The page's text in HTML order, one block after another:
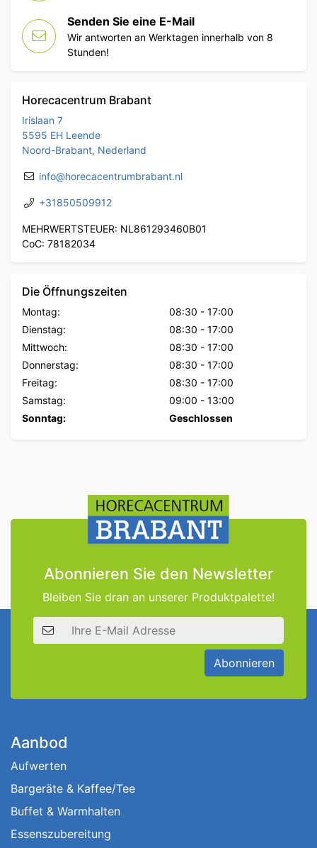
Senden Sie eine E-Mail
Wir antworten an Werktagen innerhalb von 8
Stunden!
Horecacentrum Brabant
Irislaan 7
5595 EH Leende
Noord-Brabant, Nederland
info@horecacentrumbrabant.nl
+31850509912
MEHRWERTSTEUER: NL861293460B01
CoC: 78182034
Die Öffnungszeiten
Montag: 08:30 - 17:00
Dienstag:
08:30 - 17:00
Mittwoch:
08:30 - 17:00
Donnerstag:
08:30 - 17:00
Freitag:
08:30 - 17:00
Samstag:
09:00 - 13:00
Sonntag:
Geschlossen
Abonnieren Sie den Newsletter
Bleiben Sie dran an unserer Produktpalette!
E-Mail Adresse
Abonnieren
Aanbod
Aufwerten
Bargeräte & Kaffee/Tee
Buffet & Warmhalten
Essenszubereitung